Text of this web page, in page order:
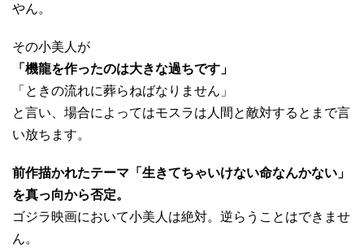
やん。
その小美人が
「機龍を作ったのは大きな過ちです」
「ときの流れに葬らねばなりません」
と言い、場合によってはモスラは人間と敵対するとまで言
い放ちます。
前作描かれたテーマ「生きてちゃいけない命なんかない」
を真っ向から否定。
ゴジラ映画において小美人は絶対。逆らうことはできませ
ん。